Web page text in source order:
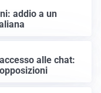
addio a un
alle chat: